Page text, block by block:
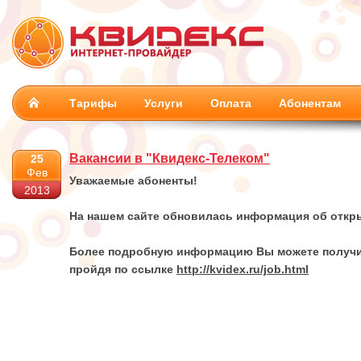
Тарифы Услуги Оплата Абонентам
25
Фев
2013
Вакансии в "Квидекс-Телеком"
Уважаемые абоненты!
На нашем сайте обновилась информация об
Более подробную информацию Вы можете
пройдя по ссылке http://kvidex.ru/job.html